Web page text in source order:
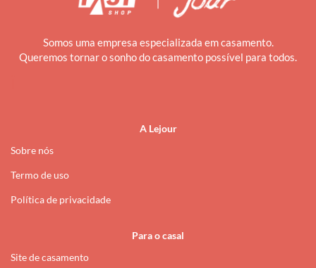
Somos uma empresa especializada em casamento.
Queremos tornar o sonho do casamento possível para todos.
A Lejour
Sobre nós
Termo de uso
Política de privacidade
Para o casal
Site de casamento